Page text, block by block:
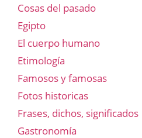
Cosas del pasado
Egipto
El cuerpo humano
Etimología
Famosos y famosas
Fotos historicas
Frases, dichos, significados
Gastronomía